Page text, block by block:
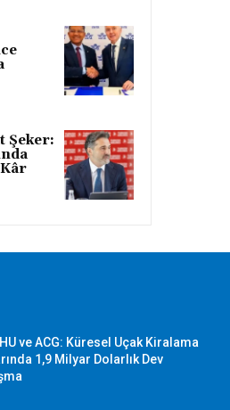
Şeker:
ve ACG: Küresel Uçak Kiralama
1,9 Milyar Dolarlık Dev